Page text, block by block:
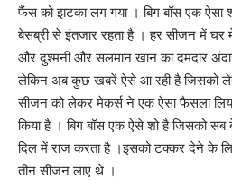
फैंस को झटका लग गया । बिग बॉस एक ऐसा
बेसब्री से इंतजार रहता है । हर सीजन में घर में
और दुश्मनी और सलमान खान का दमदार
लेकिन अब कुछ खबरें ऐसे आ रही है जिसको
सीजन को लेकर मेकर्स ने एक ऐसा फैसला
किया है । बिग बॉस एक ऐसे शो है जिसको
दिल में राज करता है ।इसको टक्कर देने के
तीन सीजन लाए थे ।